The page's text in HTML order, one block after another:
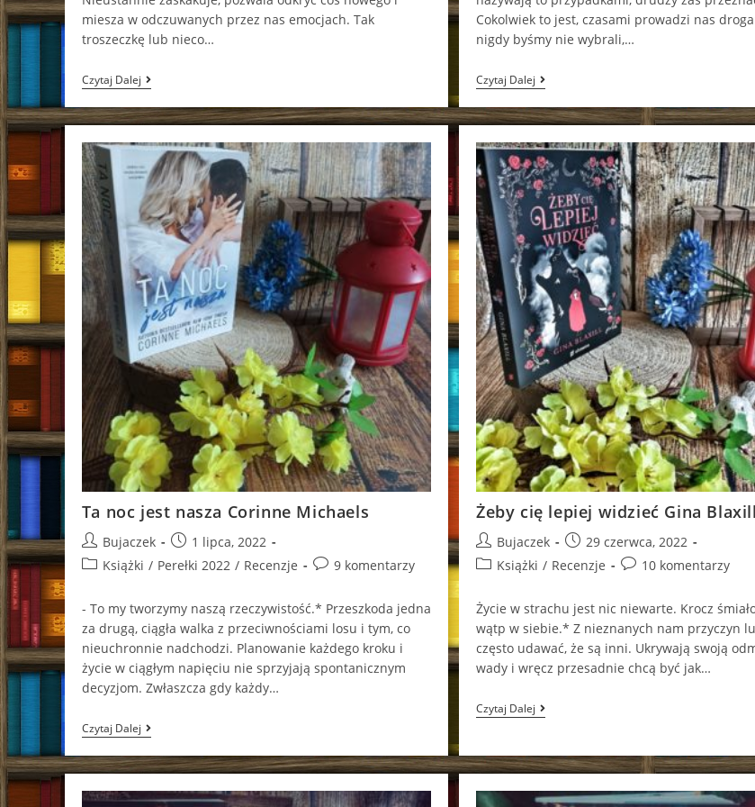
miesza w odczuwanych przez nas emocjach. Tak
troszeczkę lub nieco…
Czytaj DalejBazyl
I
Licho
Marta
Cokolwiek to jest, czasami prowadzi nas
nigdy byśmy nie wybrali,…
Czytaj Dalej Zaproszenie
Vi
Keeland
Ta noc jest nasza Corinne Michaels
Post
author:
Bujaczek
Post
published:
1 lipca, 2022
PostKsiążki / Perełki 2022 / Recenzje
Post9 komentarzy
- To my tworzymy naszą rzeczywistość.* Przeszkoda jedna
za drugą, ciągła walka z przeciwnościami losu i tym, co
nieuchronnie nadchodzi. Planowanie każdego kroku i
życie w ciągłym napięciu nie sprzyjają spontanicznym
decyzjom. Zwłaszcza gdy każdy…
Czytaj DalejTa
Noc
Jest
Nasza
Michaels
Żeby cię lepiej widzieć Gina Blaxill
Post
author:
Bujaczek
Post
published:
29 czerwca, 2022
PostKsiążki / Recenzje
Post10 komentarzy
Życie w strachu jest nic niewarte. Krocz
wątp w siebie.* Z nieznanych nam przyczyn
często udawać, że są inni. Ukrywają swoją
wady i wręcz przesadnie chcą być jak…
Czytaj Dalej Żeby
Cię
Widzieć
Gina